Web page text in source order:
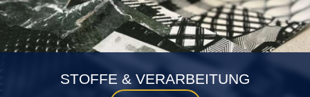
STOFFE & VERARBEITUNG